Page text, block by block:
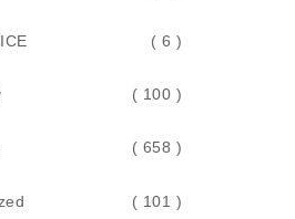
( 6 )
( 100 )
( 658 )
( 101 )